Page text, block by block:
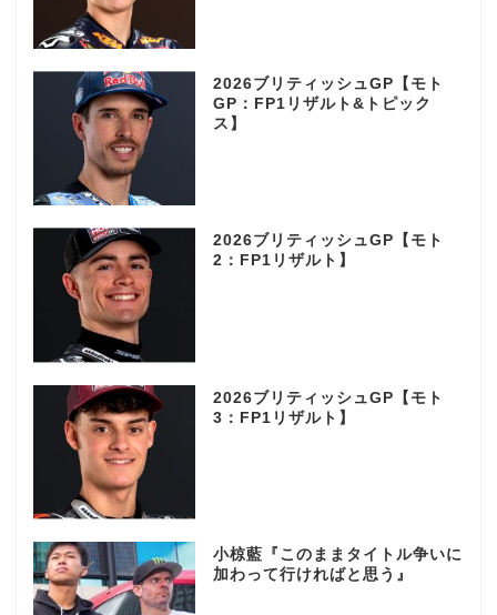
2026ブリティッシュGP【モト
GP：FP1リザルト&トピック
ス】
2026ブリティッシュGP【モト
2：FP1リザルト】
2026ブリティッシュGP【モト
3：FP1リザルト】
小椋藍『このままタイトル争いに
加わって行ければと思う』